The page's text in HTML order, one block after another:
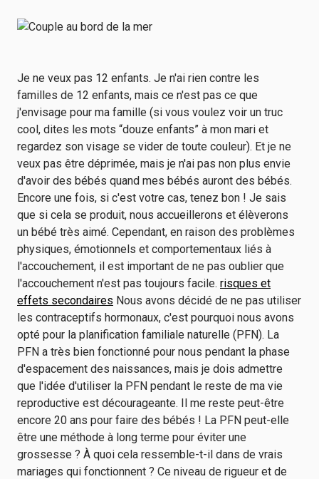
Je ne veux pas 12 enfants. Je n'ai rien contre les
familles de 12 enfants, mais ce n'est pas ce que
j'envisage pour ma famille (si vous voulez voir un truc
cool, dites les mots “douze enfants” à mon mari et
regardez son visage se vider de toute couleur). Et je ne
veux pas être déprimée, mais je n'ai pas non plus envie
d'avoir des bébés quand mes bébés auront des bébés.
Encore une fois, si c'est votre cas, tenez bon ! Je sais
que si cela se produit, nous accueillerons et élèverons
un bébé très aimé. Cependant, en raison des problèmes
physiques, émotionnels et comportementaux liés à
l'accouchement, il est important de ne pas oublier que
l'accouchement n'est pas toujours facile. risques et
effets secondaires Nous avons décidé de ne pas utiliser
les contraceptifs hormonaux, c'est pourquoi nous avons
opté pour la planification familiale naturelle (PFN). La
PFN a très bien fonctionné pour nous pendant la phase
d'espacement des naissances, mais je dois admettre
que l'idée d'utiliser la PFN pendant le reste de ma vie
reproductive est décourageante. Il me reste peut-être
encore 20 ans pour faire des bébés ! La PFN peut-elle
être une méthode à long terme pour éviter une
grossesse ? À quoi cela ressemble-t-il dans de vrais
mariages qui fonctionnent ? Ce niveau de rigueur et de